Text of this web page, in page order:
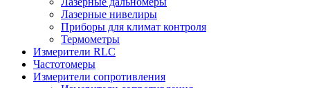
Лазерные нивелиры
Приборы для климат контроля
Термометры
Измерители RLC
Частотомеры
Измерители сопротивления